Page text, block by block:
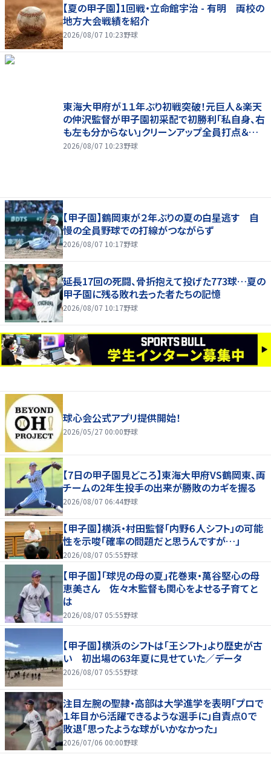
【夏の甲子園】1回戦・立命館宇治 - 有明 両校の
地方大会戦績を紹介
2026/08/07 10:23野球
東海大甲府が１１年ぶり初戦突破！元巨人＆楽天
の仲沢監督が甲子園初采配で初勝利「私自身、右
も左も分からない」クリーンアップ全員打点＆継
投も「理想的」
2026/08/07 10:23野球
【甲子園】鶴岡東が２年ぶりの夏の白星逃す 自
慢の全員野球での打線がつながらず
2026/08/07 10:17野球
延長17回の死闘、骨折抱えて投げた773球…夏の
甲子園に残る敗れ去った者たちの記憶
2026/08/07 10:17野球
球心会公式アプリ提供開始！
2026/05/27 00:00野球
【7日の甲子園見どころ】東海大甲府VS鶴岡東、両
チームの2年生投手の出来が勝敗のカギを握る
2026/08/07 06:44野球
【甲子園】横浜・村田監督「内野６人シフト」の可能
性を示唆「確率の問題だと思うんですが…」
2026/08/07 05:55野球
【甲子園】「球児の母の夏」花巻東・萬谷堅心の母
恵美さん 佐々木監督も関心をよせる子育てと
は
2026/08/07 05:55野球
【甲子園】横浜のシフトは「王シフト」より歴史が古
い 初出場の63年夏に見せていた／データ
2026/08/07 05:55野球
注目左腕の聖隷・高部は大学進学を表明「プロで
１年目から活躍できるような選手に」自責点０で
敗退「思ったような球がいかなかった」
2026/07/06 00:00野球